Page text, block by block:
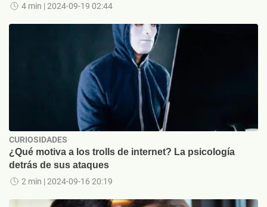
4 min | 2024-09-19 02:44
CURIOSIDADES
¿Qué motiva a los trolls de internet? La psicología
detrás de sus ataques
2 min | 2024-09-16 20:19